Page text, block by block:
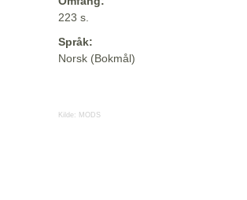
223 s.
Språk:
Norsk (Bokmål)
Kilde: MODS